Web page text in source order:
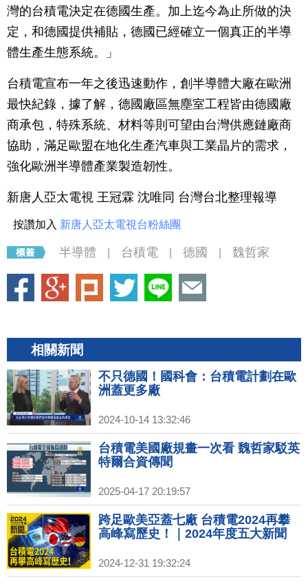
灣的台積電決定在德國生產。加上迄今為止所做的決
定，和德國提供補貼，德國已經確立一個真正的半導
體生產生態系統。」
台積電宣布一年之後迅速動作，創半導體大廠在歐洲
最快紀錄，據了解，德國廠區無塵室工程皆由德國廠
商承包，特殊系統、材料等則可望由台灣供應鏈廠商
協助，滿足歐盟在地化生產汽車與工業晶片的需求，
強化歐洲半導體產業製造韌性。
新唐人亞太電視 王冠霖 沈唯同 台灣台北整理報導
按讚加入 新唐人亞太電視台粉絲團
半導體 台積電 德國 魏哲家
相關新聞
不只德國！國科會：台積電計劃在歐
洲蓋更多廠
2024-10-14 13:32:46
台積電美國廠規畫一次看 魏哲家駁英
特爾合資傳聞
2025-04-17 20:19:57
跨足歐美亞蓋七廠 台積電2024再攀
高峰寫歷史！｜2024年度五大新聞
2024-12-31 19:32:24